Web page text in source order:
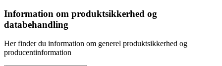
Information om produktsikkerhed og
databehandling
Her finder du information om generel produktsikkerhed og
producentinformation